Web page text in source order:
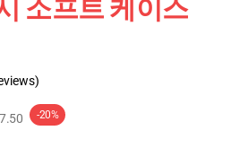
소프트 케이스
-20%